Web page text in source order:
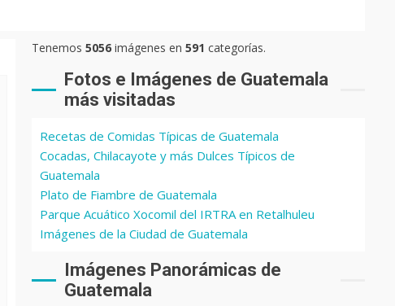
Tenemos5056 imágenes en591 categorías.
Fotos e Imágenes de Guatemala
más visitadas
Recetas de Comidas Típicas de Guatemala
Cocadas, Chilacayote y más Dulces Típicos de
Guatemala
Plato de Fiambre de Guatemala
Parque Acuático Xocomil del IRTRA en Retalhuleu
Imágenes de la Ciudad de Guatemala
Imágenes Panorámicas de
Guatemala